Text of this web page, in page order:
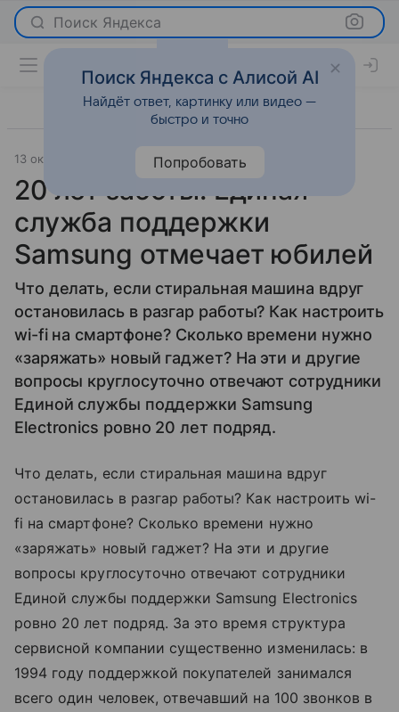
Поиск Яндекса
13 октября 2014 Новости
20 лет заботы: Единая
служба поддержки
Samsung отмечает юбилей
Что делать, если стиральная машина вдруг
остановилась в разгар работы? Как настроить
wi-fi на смартфоне? Сколько времени нужно
«заряжать» новый гаджет? На эти и другие
вопросы круглосуточно отвечают сотрудники
Единой службы поддержки Samsung
Electronics ровно 20 лет подряд.
Что делать, если стиральная машина вдруг
остановилась в разгар работы? Как настроить wi-
fi на смартфоне? Сколько времени нужно
«заряжать» новый гаджет? На эти и другие
вопросы круглосуточно отвечают сотрудники
Единой службы поддержки Samsung Electronics
ровно 20 лет подряд. За это время структура
сервисной компании существенно изменилась: в
1994 году поддержкой покупателей занимался
всего один человек, отвечавший на 100 звонков в
Поиск Яндекса с Алисой AI
Найдёт ответ, картинку или видео —
быстро и точно
Попробовать